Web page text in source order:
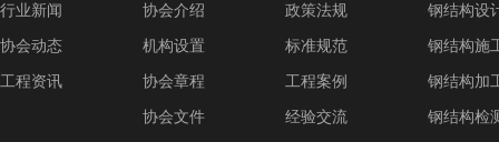
行业新闻
协会动态
工程资讯
协会介绍
机构设置
协会章程
协会文件
政策法规
标准规范
工程案例
经验交流
钢结构设
钢结构施
钢结构加
钢结构检